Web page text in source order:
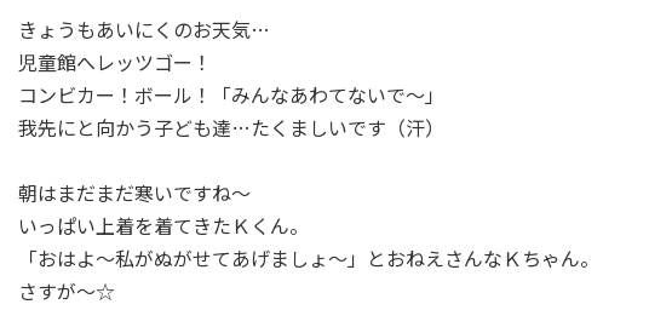
きょうもあいにくのお天気…
児童館へレッツゴー！
コンビカー！ボール！「みんなあわてないで～」
我先にと向かう子ども達…たくましいです（汗）
朝はまだまだ寒いですね～
いっぱい上着を着てきたＫくん。
「おはよ～私がぬがせてあげましょ～」とおねえさんなＫちゃん。
さすが～☆